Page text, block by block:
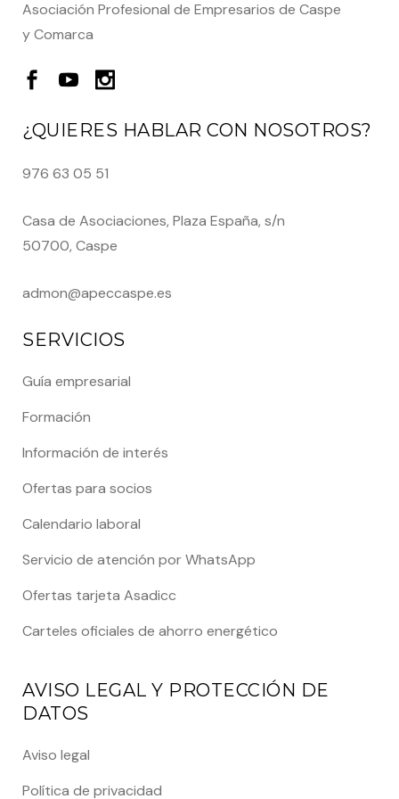
Asociación Profesional de Empresarios de Caspe
y Comarca
¿QUIERES HABLAR CON NOSOTROS?
976 63 05 51
Casa de Asociaciones, Plaza España, s/n
50700, Caspe
admon@apeccaspe.es
SERVICIOS
Guía empresarial
Formación
Información de interés
Ofertas para socios
Calendario laboral
Servicio de atención por WhatsApp
Ofertas tarjeta Asadicc
Carteles oficiales de ahorro energético
AVISO LEGAL Y PROTECCIÓN DE
DATOS
Aviso legal
Política de privacidad